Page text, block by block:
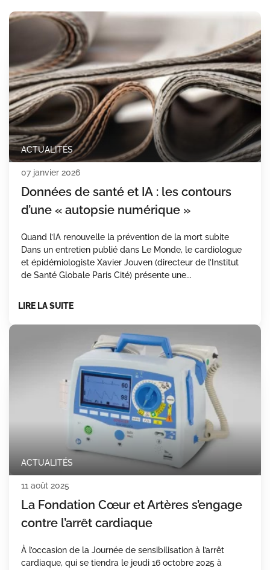
ACTUALITÉS
07 janvier 2026
Données de santé et IA : les contours
d’une « autopsie numérique »
Quand l’IA renouvelle la prévention de la mort subite
Dans un entretien publié dans Le Monde, le cardiologue
et épidémiologiste Xavier Jouven (directeur de l’Institut
de Santé Globale Paris Cité) présente une...
LIRE LA SUITE
ACTUALITÉS
11 août 2025
La Fondation Cœur et Artères s’engage
contre l’arrêt cardiaque
À l’occasion de la Journée de sensibilisation à l’arrêt
cardiaque, qui se tiendra le jeudi 16 octobre 2025 à